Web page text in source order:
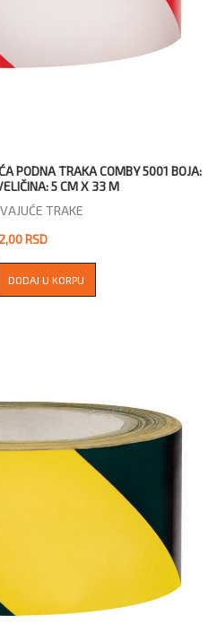
PODNA TRAKA COMBY 5001 BOJA:
5 CM X 33 M
TRAKE
RSD